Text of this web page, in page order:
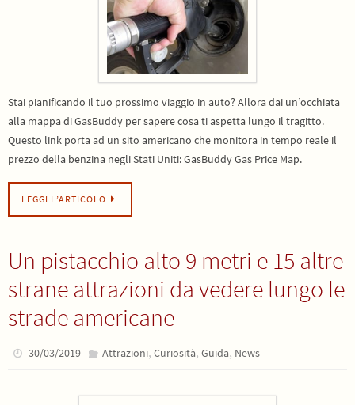
Stai pianificando il tuo prossimo viaggio in auto? Allora dai un’occhiata
alla mappa di GasBuddy per sapere cosa ti aspetta lungo il tragitto.
Questo link porta ad un sito americano che monitora in tempo reale il
prezzo della benzina negli Stati Uniti: GasBuddy Gas Price Map.
LEGGI L’ARTICOLO
Un pistacchio alto 9 metri e 15 altre
strane attrazioni da vedere lungo le
strade americane
30/03/2019 Attrazioni, Curiosità, Guida, News